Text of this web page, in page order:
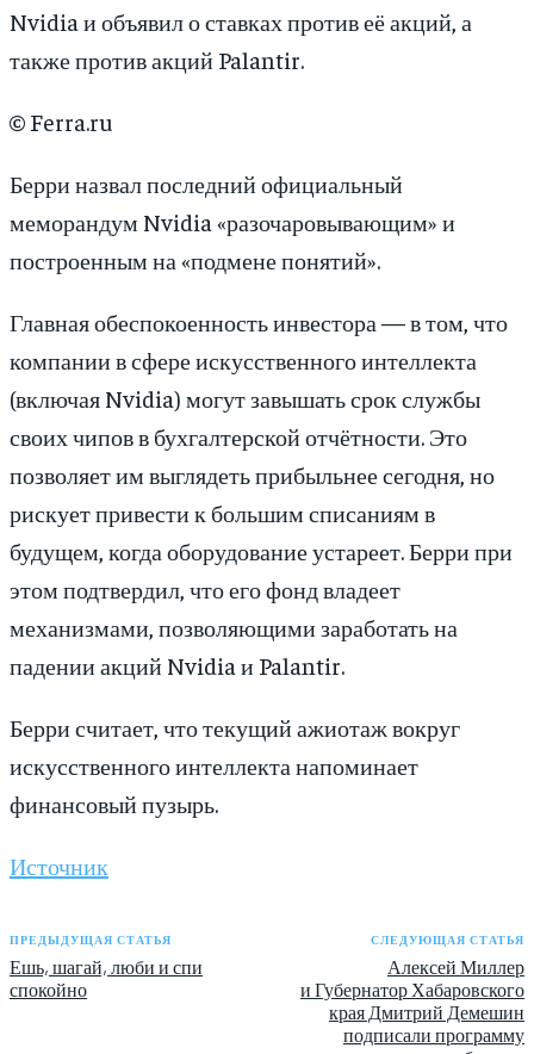
Nvidia и объявил о ставках против её акций, а
также против акций Palantir.
© Ferra.ru
Берри назвал последний официальный
меморандум Nvidia «разочаровывающим» и
построенным на «подмене понятий».
Главная обеспокоенность инвестора — в том, что
компании в сфере искусственного интеллекта
(включая Nvidia) могут завышать срок службы
своих чипов в бухгалтерской отчётности. Это
позволяет им выглядеть прибыльнее сегодня, но
рискует привести к большим списаниям в
будущем, когда оборудование устареет. Берри при
этом подтвердил, что его фонд владеет
механизмами, позволяющими заработать на
падении акций Nvidia и Palantir.
Берри считает, что текущий ажиотаж вокруг
искусственного интеллекта напоминает
финансовый пузырь.
Источник
ПРЕДЫДУЩАЯ СТАТЬЯ
Ешь, шагай, люби и спи
спокойно
СЛЕДУЮЩАЯ СТАТЬЯ
Алексей Миллер
и Губернатор Хабаровского
края Дмитрий Демешин
подписали программу